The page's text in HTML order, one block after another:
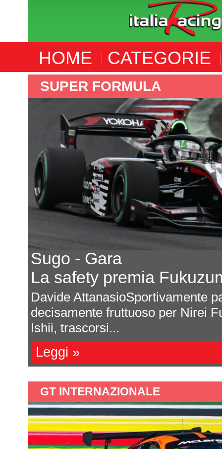
HOME CATEGORIE
è un periodo
Il 29enne di
IMSA
Porsche
E osserva il
Michele
programma
SportsCar
GT INTERNAZIONALE